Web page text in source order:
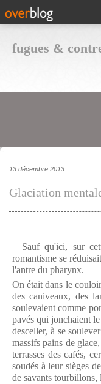
fugues &
13 décembre 2013
Glaciation
Sauf qu'ici, sur
romantisme se
l'antre du pharynx.
On était dans le
des caniveaux, des
soulevaient comme
pavés qui jonchaient
desceller, à se
massifs pains de
terrasses des cafés,
soudés à leur sièges
de savants tourbillons,